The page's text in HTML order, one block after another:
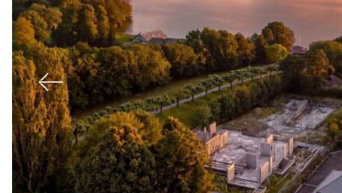
Acheter
Louer
International
Previous